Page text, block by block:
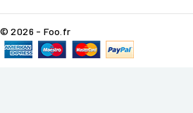
© 2026 - Foo.fr